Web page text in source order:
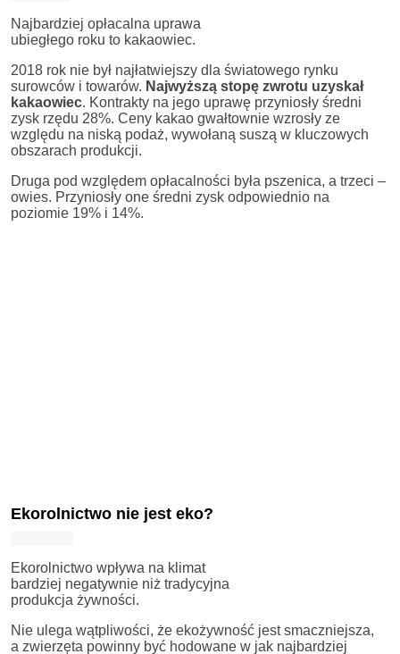
Najbardziej opłacalna uprawa
ubiegłego roku to kakaowiec.
2018 rok nie był najłatwiejszy dla światowego rynku
surowców i towarów. Najwyższą stopę zwrotu uzyskał
kakaowiec. Kontrakty na jego uprawę przyniosły średni
zysk rzędu 28%. Ceny kakao gwałtownie wzrosły ze
względu na niską podaż, wywołaną suszą w kluczowych
obszarach produkcji.
Druga pod względem opłacalności była pszenica, a trzeci –
owies. Przyniosły one średni zysk odpowiednio na
poziomie 19% i 14%.
Ekorolnictwo nie jest eko?
Ekorolnictwo wpływa na klimat
bardziej negatywnie niż tradycyjna
produkcja żywności.
Nie ulega wątpliwości, że ekożywność jest smaczniejsza,
a zwierzęta powinny być hodowane w jak najbardziej